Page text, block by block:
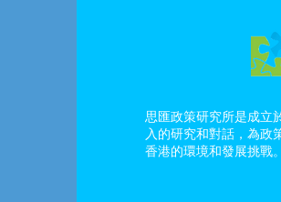
思匯政策研究所是成立
入的研究和對話，為政
香港的環境和發展挑戰。